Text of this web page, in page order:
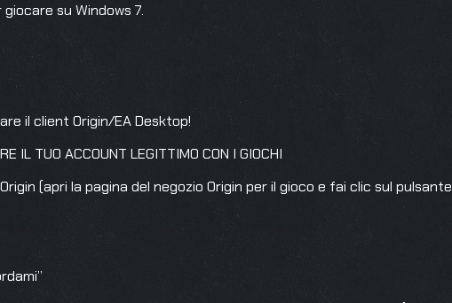
su Windows 7.
il client Origin/EA Desktop!
TUO ACCOUNT LEGITTIMO CON I GIOCHI
(apri la pagina del negozio Origin per il gioco e fai clic sul pulsante